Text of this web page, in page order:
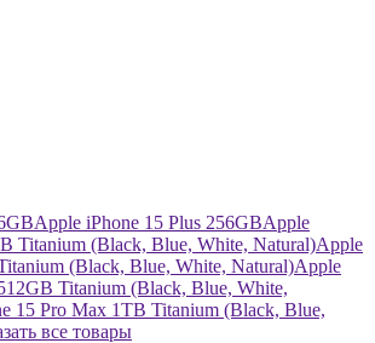
Apple iPhone 15 Plus 256GBApple
Titanium (Black, Blue, White, Natural)Apple
(Black, Blue, White, Natural)Apple
Titanium (Black, Blue, White,
15 Pro Max 1TB Titanium (Black, Blue,
все товары